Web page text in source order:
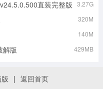
直装完整版 3.27G
320M
140M
解版 429MB
| 返回首页